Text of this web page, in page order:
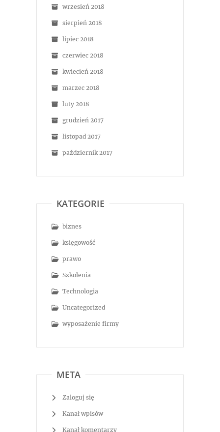
wrzesień 2018
sierpień 2018
lipiec 2018
czerwiec 2018
kwiecień 2018
marzec 2018
luty 2018
grudzień 2017
listopad 2017
październik 2017
KATEGORIE
biznes
księgowość
prawo
Szkolenia
Technologia
Uncategorized
wyposażenie firmy
META
Zaloguj się
Kanał wpisów
Kanał komentarzy